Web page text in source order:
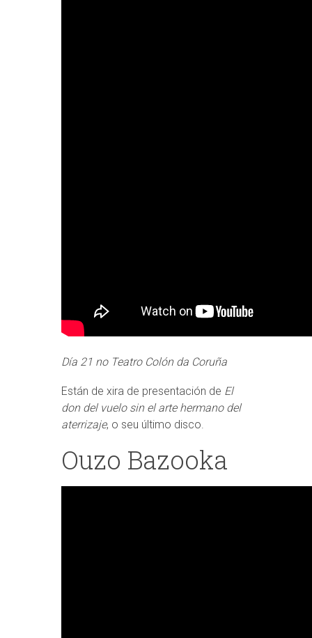
Día 21 no Teatro Colón da Coruña
Están de xira de presentación de El
don del vuelo sin el arte hermano del
aterrizaje, o seu último disco.
Ouzo Bazooka